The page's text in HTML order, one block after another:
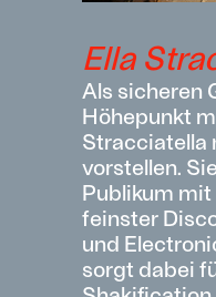
Ella
Als sicheren
Höhepunkt
Stracciatella
vorstellen.
Publikum
feinster
und
sorgt dabei